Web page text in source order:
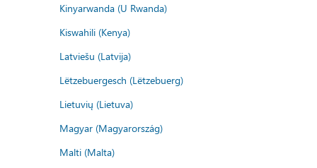
Kinyarwanda (U Rwanda)
Kiswahili (Kenya)
Latviešu (Latvija)
Lëtzebuergesch (Lëtzebuerg)
Lietuvių (Lietuva)
Magyar (Magyarország)
Malti (Malta)